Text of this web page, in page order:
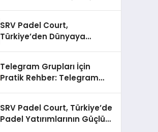
SRV Padel Court,
Türkiye’den Dünyaya
Telegram Grupları İçin
Pratik Rehber: Telegram
SRV Padel Court, Türkiye’de
Padel Yatırımlarının Güçlü